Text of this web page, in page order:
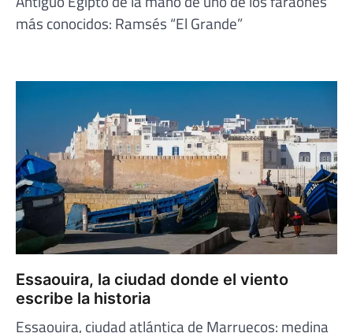
más conocidos: Ramsés “El Grande”
Essaouira, la ciudad donde el viento
escribe la historia
Essaouira, ciudad atlántica de Marruecos: medina